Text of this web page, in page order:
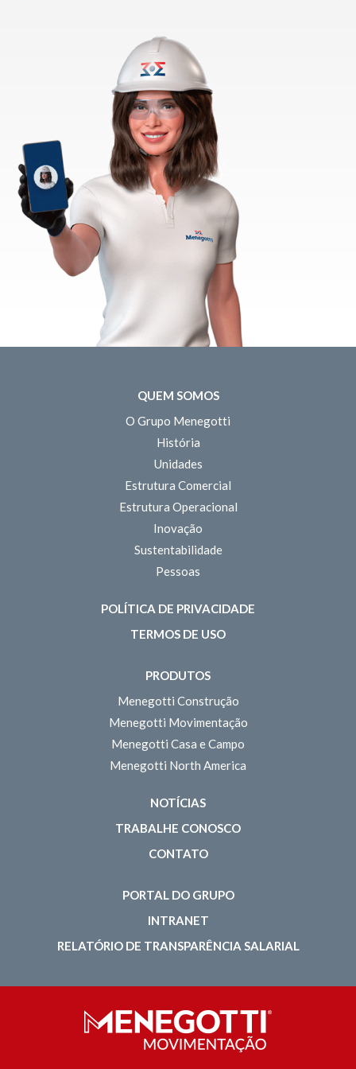
QUEM SOMOS
O Grupo Menegotti
História
Unidades
Estrutura Comercial
Estrutura Operacional
Inovação
Sustentabilidade
Pessoas
POLÍTICA DE PRIVACIDADE
TERMOS DE USO
PRODUTOS
Menegotti Construção
Menegotti Movimentação
Menegotti Casa e Campo
Menegotti North America
NOTÍCIAS
TRABALHE CONOSCO
CONTATO
PORTAL DO GRUPO
INTRANET
RELATÓRIO DE TRANSPARÊNCIA SALARIAL